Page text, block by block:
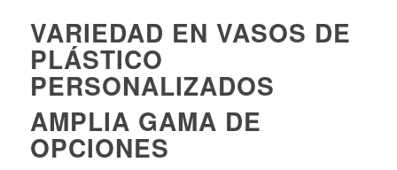
VARIEDAD EN VASOS DE
PLÁSTICO
PERSONALIZADOS
AMPLIA GAMA DE
OPCIONES